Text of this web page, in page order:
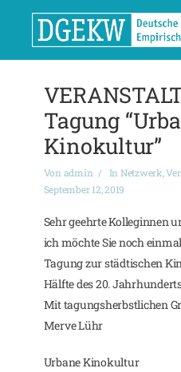
Tagung
Kinokultur”
Von admin In Netzwerk,
September 12, 2019
Sehr geehrte Kolleginnen
ich möchte Sie noch
Tagung zur städtischen
Hälfte des 20.
Mit tagungsherbstlichen
Merve Lühr
Urbane Kinokultur